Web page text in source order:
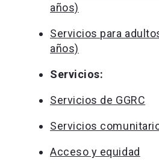
años)
Servicios para
años)
Servicios:
Servicios de GGRC
Servicios
Acceso y equidad